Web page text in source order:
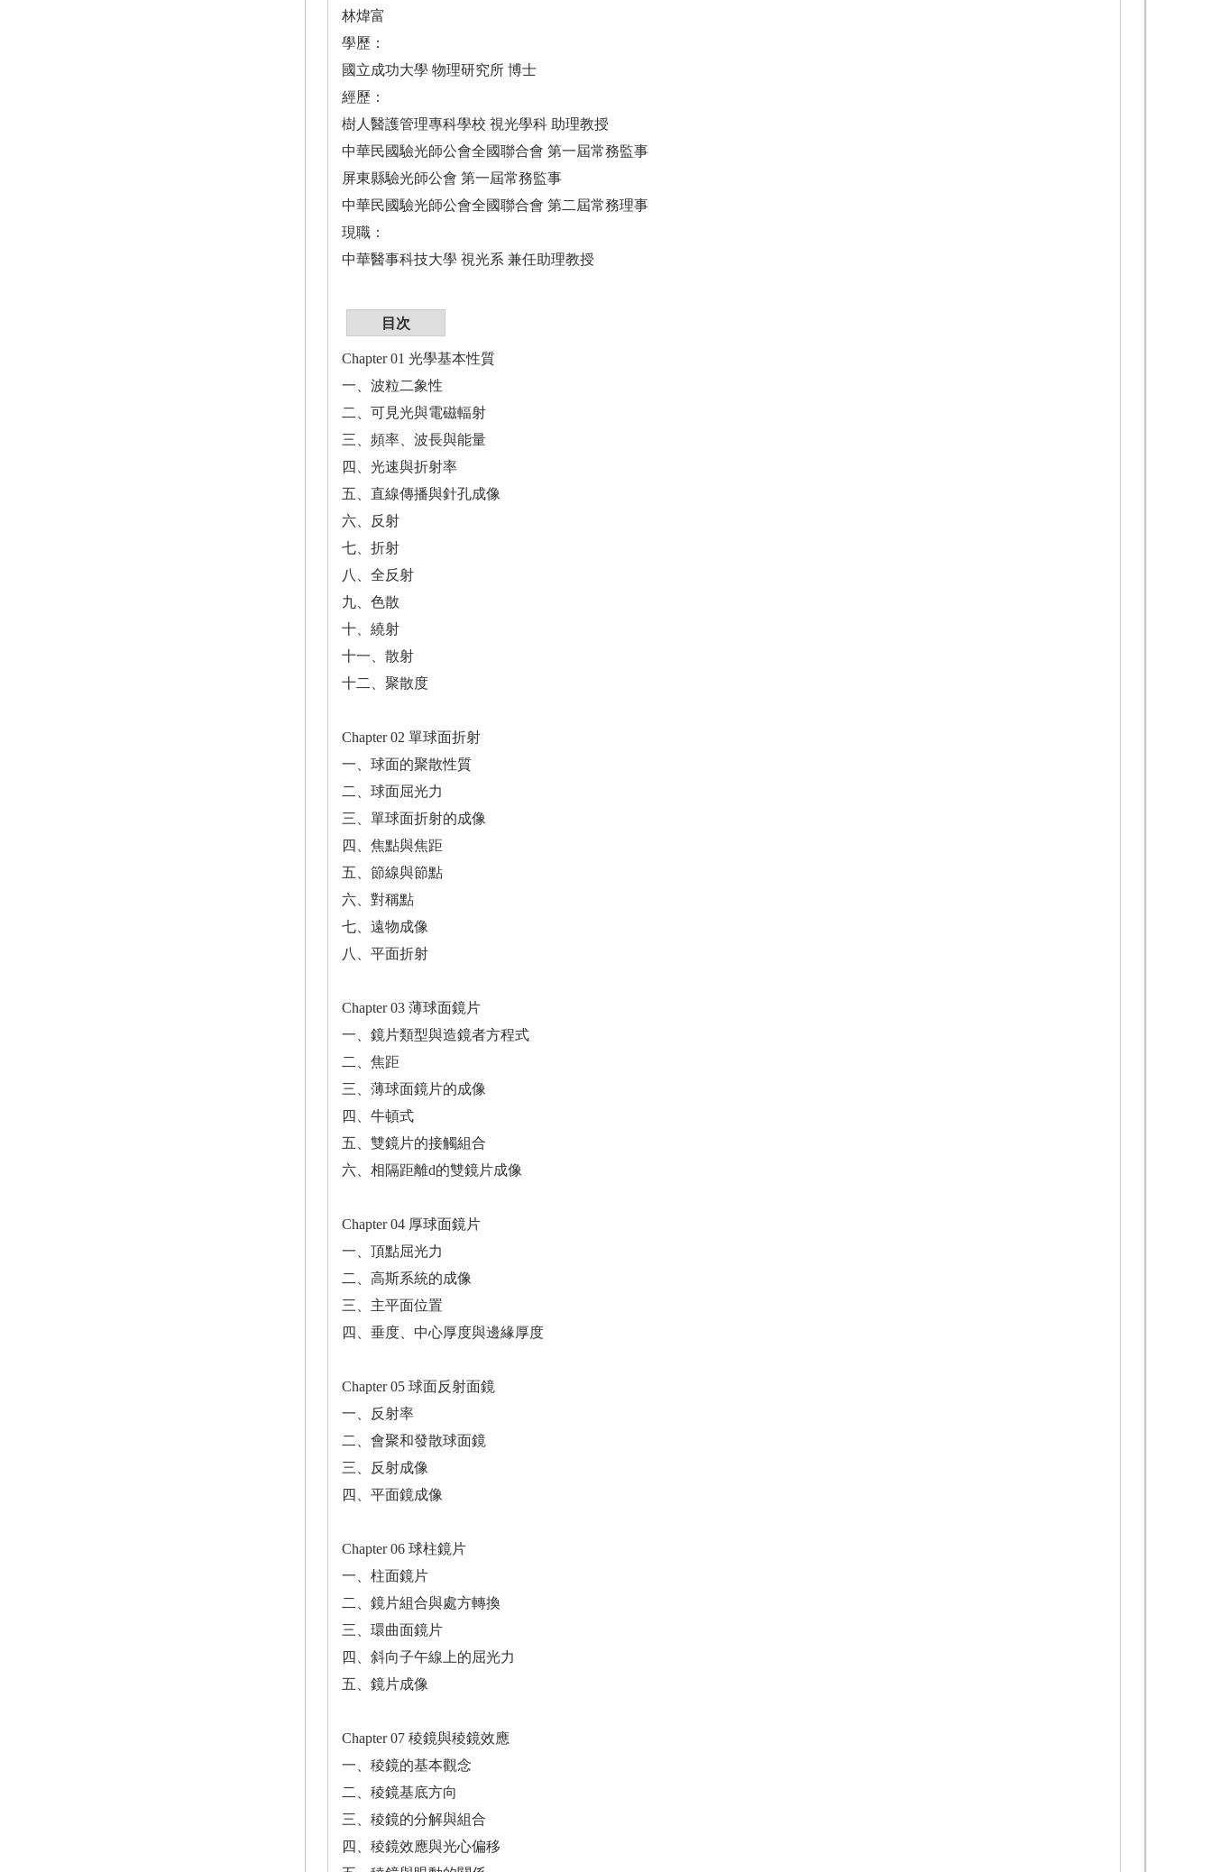
林煒富
學歷：
國立成功大學 物理研究所 博士
經歷：
樹人醫護管理專科學校 視光學科 助理教授
中華民國驗光師公會全國聯合會 第一屆常務監事
屏東縣驗光師公會 第一屆常務監事
中華民國驗光師公會全國聯合會 第二屆常務理事
現職：
中華醫事科技大學 視光系 兼任助理教授
目次
Chapter 01 光學基本性質
一、波粒二象性
二、可見光與電磁輻射
三、頻率、波長與能量
四、光速與折射率
五、直線傳播與針孔成像
六、反射
七、折射
八、全反射
九、色散
十、繞射
十一、散射
十二、聚散度
Chapter 02 單球面折射
一、球面的聚散性質
二、球面屈光力
三、單球面折射的成像
四、焦點與焦距
五、節線與節點
六、對稱點
七、遠物成像
八、平面折射
Chapter 03 薄球面鏡片
一、鏡片類型與造鏡者方程式
二、焦距
三、薄球面鏡片的成像
四、牛頓式
五、雙鏡片的接觸組合
六、相隔距離d的雙鏡片成像
Chapter 04 厚球面鏡片
一、頂點屈光力
二、高斯系統的成像
三、主平面位置
四、垂度、中心厚度與邊緣厚度
Chapter 05 球面反射面鏡
一、反射率
二、會聚和發散球面鏡
三、反射成像
四、平面鏡成像
Chapter 06 球柱鏡片
一、柱面鏡片
二、鏡片組合與處方轉換
三、環曲面鏡片
四、斜向子午線上的屈光力
五、鏡片成像
Chapter 07 稜鏡與稜鏡效應
一、稜鏡的基本觀念
二、稜鏡基底方向
三、稜鏡的分解與組合
四、稜鏡效應與光心偏移